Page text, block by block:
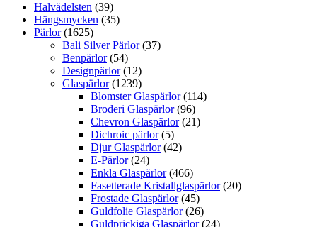
Halvädelsten (39)
Hängsmycken (35)
Pärlor (1625)
Bali Silver Pärlor (37)
Benpärlor (54)
Designpärlor (12)
Glaspärlor (1239)
Blomster Glaspärlor (114)
Broderi Glaspärlor (96)
Chevron Glaspärlor (21)
Dichroic pärlor (5)
Djur Glaspärlor (42)
E-Pärlor (24)
Enkla Glaspärlor (466)
Fasetterade Kristallglaspärlor (20)
Frostade Glaspärlor (45)
Guldfolie Glaspärlor (26)
Guldprickiga Glaspärlor (24)